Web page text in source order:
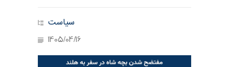
سیاست
1405/04/16